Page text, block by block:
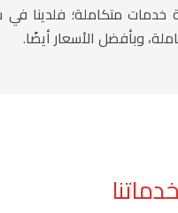
متكاملة؛ فلدينا
وبأفضل الأسعار أيضًا.
خدماتنا